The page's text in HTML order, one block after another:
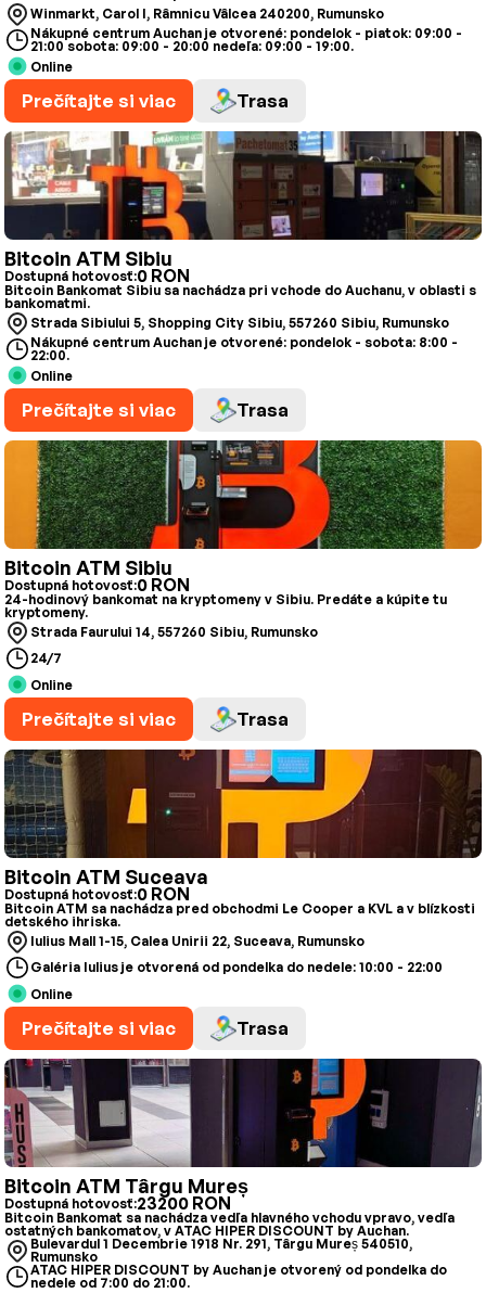
Winmarkt, Carol I, Râmnicu Vâlcea 240200, Rumunsko
Nákupné centrum Auchan je otvorené: pondelok - piatok: 09:00 -
21:00 sobota: 09:00 - 20:00 nedeľa: 09:00 - 19:00.
Online
Prečítajte si viac Trasa
Bitcoin ATM Sibiu
Dostupná hotovosť:0 RON
Bitcoin Bankomat Sibiu sa nachádza pri vchode do Auchanu, v oblasti s
bankomatmi.
Strada Sibiului 5, Shopping City Sibiu, 557260 Sibiu, Rumunsko
Nákupné centrum Auchan je otvorené: pondelok - sobota: 8:00 -
22:00.
Online
Prečítajte si viac Trasa
Bitcoin ATM Sibiu
Dostupná hotovosť:0 RON
24-hodinový bankomat na kryptomeny v Sibiu. Predáte a kúpite tu
kryptomeny.
Strada Faurului 14, 557260 Sibiu, Rumunsko
24/7
Online
Prečítajte si viac Trasa
Bitcoin ATM Suceava
Dostupná hotovosť:0 RON
Bitcoin ATM sa nachádza pred obchodmi Le Cooper a KVL a v blízkosti
detského ihriska.
Iulius Mall 1-15, Calea Unirii 22, Suceava, Rumunsko
Galéria Iulius je otvorená od pondelka do nedele: 10:00 - 22:00
Online
Prečítajte si viac Trasa
Bitcoin ATM Târgu Mureș
Dostupná hotovosť:23200 RON
Bitcoin Bankomat sa nachádza vedľa hlavného vchodu vpravo, vedľa
ostatných bankomatov, v ATAC HIPER DISCOUNT by Auchan.
Bulevardul 1 Decembrie 1918 Nr. 291, Târgu Mureș 540510,
Rumunsko
ATAC HIPER DISCOUNT by Auchan je otvorený od pondelka do
nedele od 7:00 do 21:00.